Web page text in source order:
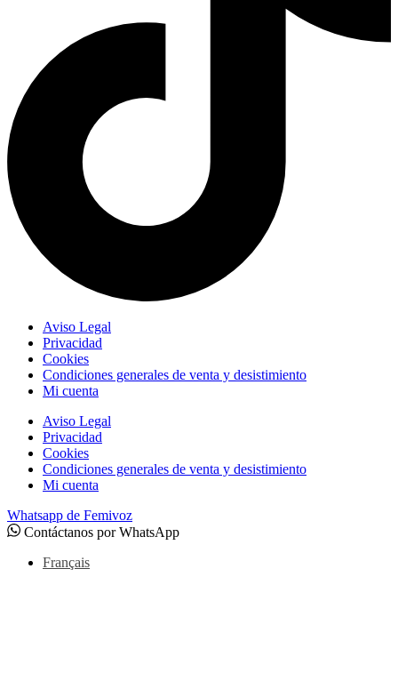
Aviso Legal
Privacidad
Cookies
Condiciones generales de venta y desistimiento
Mi cuenta
Aviso Legal
Privacidad
Cookies
Condiciones generales de venta y desistimiento
Mi cuenta
Whatsapp de Femivoz
Contáctanos por WhatsApp
Français